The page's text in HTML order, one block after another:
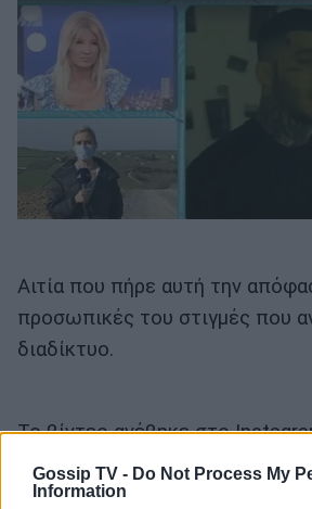
Gossip TV - Do Not Process My
Information
Αιτία που πήρε αυτή την
προσωπικές του στιγμές που
διαδίκτυο.
Το βίντεο ανέβηκε στο
το βράδυ της Δευτέρας και οι
ενημερώθηκαν για αυτό νωρίς